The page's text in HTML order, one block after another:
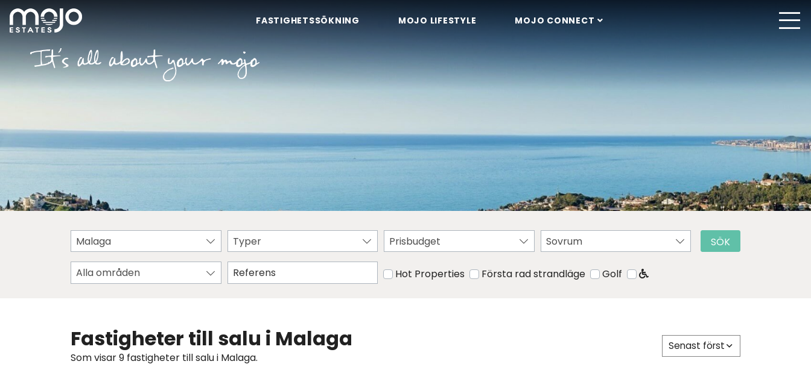
FASTIGHETSSÖKNING MOJO LIFESTYLE MOJO CONNECT
Malaga Typer Prisbudget Sovrum
Alla områden Hot Properties Första rad strandläge Golf
SÖK
Fastigheter till salu i Malaga
Som visar 9 fastigheter till salu i Malaga.
Senast först